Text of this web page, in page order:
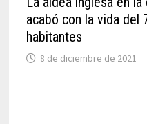
acabó con la vida del
habitantes
8 de diciembre de 2021